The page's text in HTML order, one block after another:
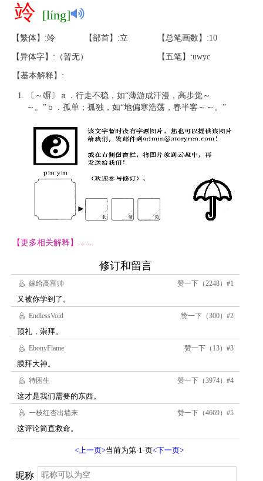
竛 [líng]
【繁体】:竛 【部首】:立 【总笔画数】:10
【异体字】:（暂无） 【五笔】:uwyc
【基本解释】:
〔～竮〕ａ．行走不稳，如“薄游成汗漫，高步觉～
～。”ｂ．孤单；孤独，如“地偏寒浩荡，春半客～～。”
【更多相关解释】......